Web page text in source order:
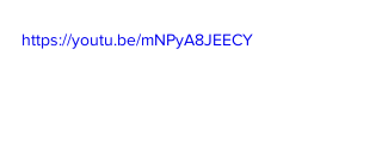
https://youtu.be/mNPyA8JEECY